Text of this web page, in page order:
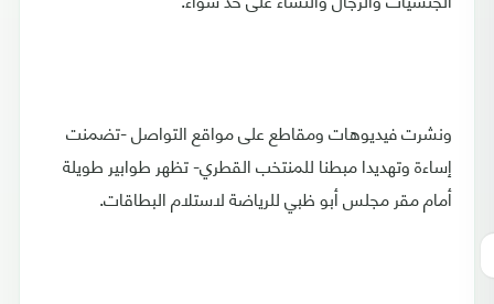
ونشرت فيديوهات ومقاطع على مواقع التواصل -تضمنت
إساءة وتهديدا مبطنا للمنتخب القطري- تظهر طوابير طويلة
أمام مقر مجلس أبو ظبي للرياضة لاستلام البطاقات.